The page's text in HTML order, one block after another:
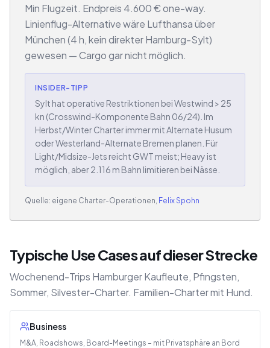
Min Flugzeit. Endpreis 4.600 € one-way.
Linienflug-Alternative wäre Lufthansa über
München (4 h, kein direkter Hamburg-Sylt)
gewesen — Cargo gar nicht möglich.
INSIDER-TIPP
Sylt hat operative Restriktionen bei Westwind > 25
kn (Crosswind-Komponente Bahn 06/24). Im
Herbst/Winter Charter immer mit Alternate Husum
oder Westerland-Alternate Bremen planen. Für
Light/Midsize-Jets reicht GWT meist; Heavy ist
möglich, aber 2.116 m Bahn limitieren bei Nässe.
Quelle: eigene Charter-Operationen, Felix Spohn
Typische Use Cases auf dieser Strecke
Wochenend-Trips Hamburger Kaufleute, Pfingsten,
Sommer, Silvester-Charter. Familien-Charter mit Hund.
Business
M&A, Roadshows, Board-Meetings – mit Privatsphäre an Bord